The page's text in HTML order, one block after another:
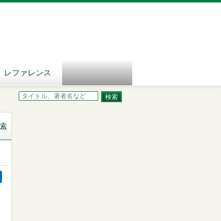
レファレンス